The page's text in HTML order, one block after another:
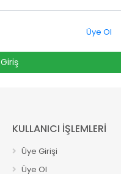
Üye Ol
Giriş
KULLANICI İŞLEMLERİ
Üye Girişi
Üye Ol